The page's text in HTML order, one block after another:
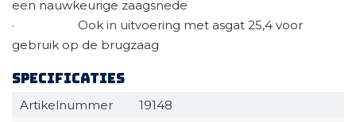
een nauwkeurige zaagsnede
· Ook in uitvoering met asgat 25,4 voor
gebruik op de brugzaag
Specificaties
Artikelnummer
19148